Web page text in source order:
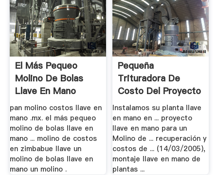
El Más Pequeo
Molino De Bolas
Llave En Mano
pan molino costos llave en
mano .mx. el más pequeo
molino de bolas llave en
mano ... molino de costos
en zimbabue llave un
molino de bolas llave en
mano un molino .
Pequeña
Trituradora De
Costo Del Proyecto
Llave .
Instalamos su planta llave
en mano en ... proyecto
llave en mano para un
Molino de ... recuperación y
costos de ... (14/03/2005),
montaje llave en mano de
plantas ...